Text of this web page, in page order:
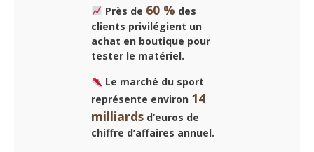
Près de 60 % des
clients privilégient un
achat en boutique pour
tester le matériel.
Le marché du sport
représente environ 14
milliards d’euros de
chiffre d’affaires annuel.